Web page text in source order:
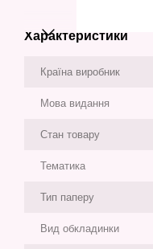
Характеристики
Країна виробник
Мова видання
Стан товару
Тематика
Тип паперу
Вид обкладинки